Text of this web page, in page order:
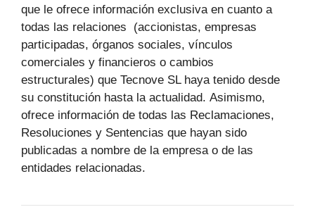
que le ofrece información exclusiva en cuanto a
todas las relaciones (accionistas, empresas
participadas, órganos sociales, vínculos
comerciales y financieros o cambios
estructurales) que Tecnove SL haya tenido desde
su constitución hasta la actualidad. Asimismo,
ofrece información de todas las Reclamaciones,
Resoluciones y Sentencias que hayan sido
publicadas a nombre de la empresa o de las
entidades relacionadas.